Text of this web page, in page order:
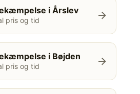
i Årslev
pris og tid arrow_forward
i Bøjden
pris og tid arrow_forward